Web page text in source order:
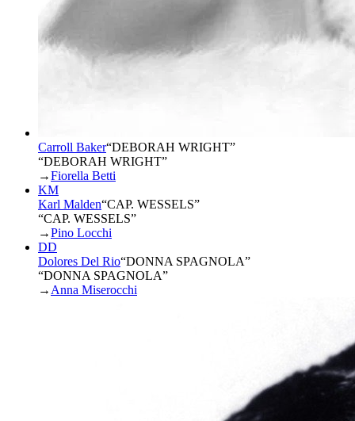
Carroll Baker“DEBORAH WRIGHT”
“DEBORAH WRIGHT”
→Fiorella Betti
KM
Karl Malden“CAP. WESSELS”
“CAP. WESSELS”
→Pino Locchi
DD
Dolores Del Rio“DONNA SPAGNOLA”
“DONNA SPAGNOLA”
→ Anna Miserocchi